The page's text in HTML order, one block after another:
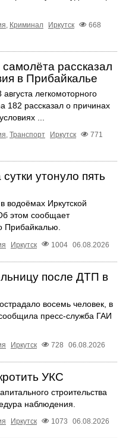
, Криминал Иркутск
668
рассказал
в Прибайкалье
легкомоторного
182 рассказал о причинах
...
, Транспорт Иркутск
771
утонуло пять
водоёмах Иркутской
этом сообщает
Прибайкалью.
Иркутск 1004 06.08.2026
после ДТП в
восемь человек, в
пресс‑служба ГАИ
Иркутск 728 06.08.2026
УКС
строительства
наблюдения.
Иркутск 1073 06.08.2026